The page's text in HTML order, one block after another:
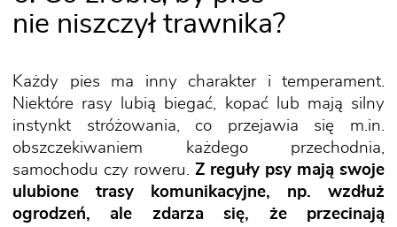
nie niszczył trawnika?
Każdy pies ma inny charakter i temperament.
Niektóre rasy lubią biegać, kopać lub mają silny
instynkt stróżowania, co przejawia się m.in.
obszczekiwaniem każdego przechodnia,
samochodu czy roweru. Z reguły psy mają swoje
ulubione trasy komunikacyjne, np. wzdłuż
ogrodzeń, ale zdarza się, że przecinają